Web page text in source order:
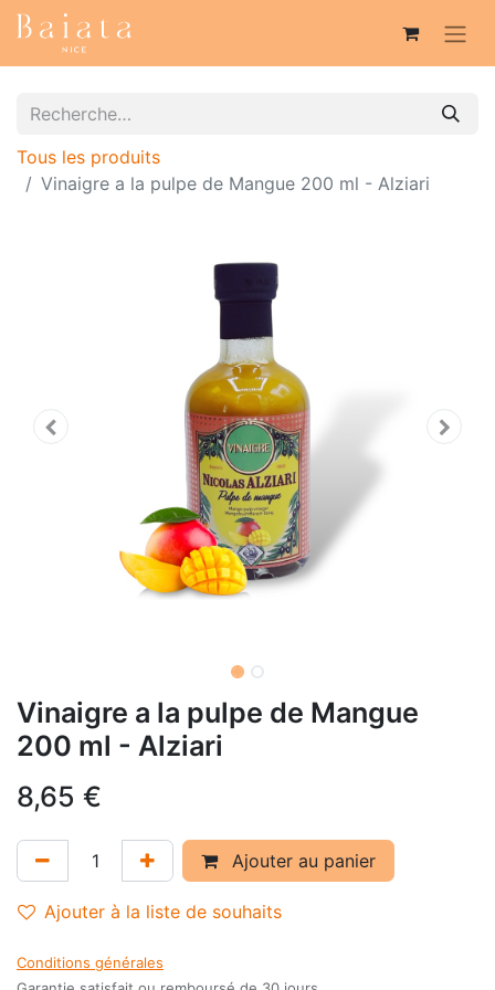
Tous les produits
Vinaigre a la pulpe de Mangue 200 ml - Alziari
Vinaigre a la pulpe de Mangue
200 ml - Alziari
8,65 €
Ajouter au panier
Ajouter à la liste de souhaits
Conditions générales